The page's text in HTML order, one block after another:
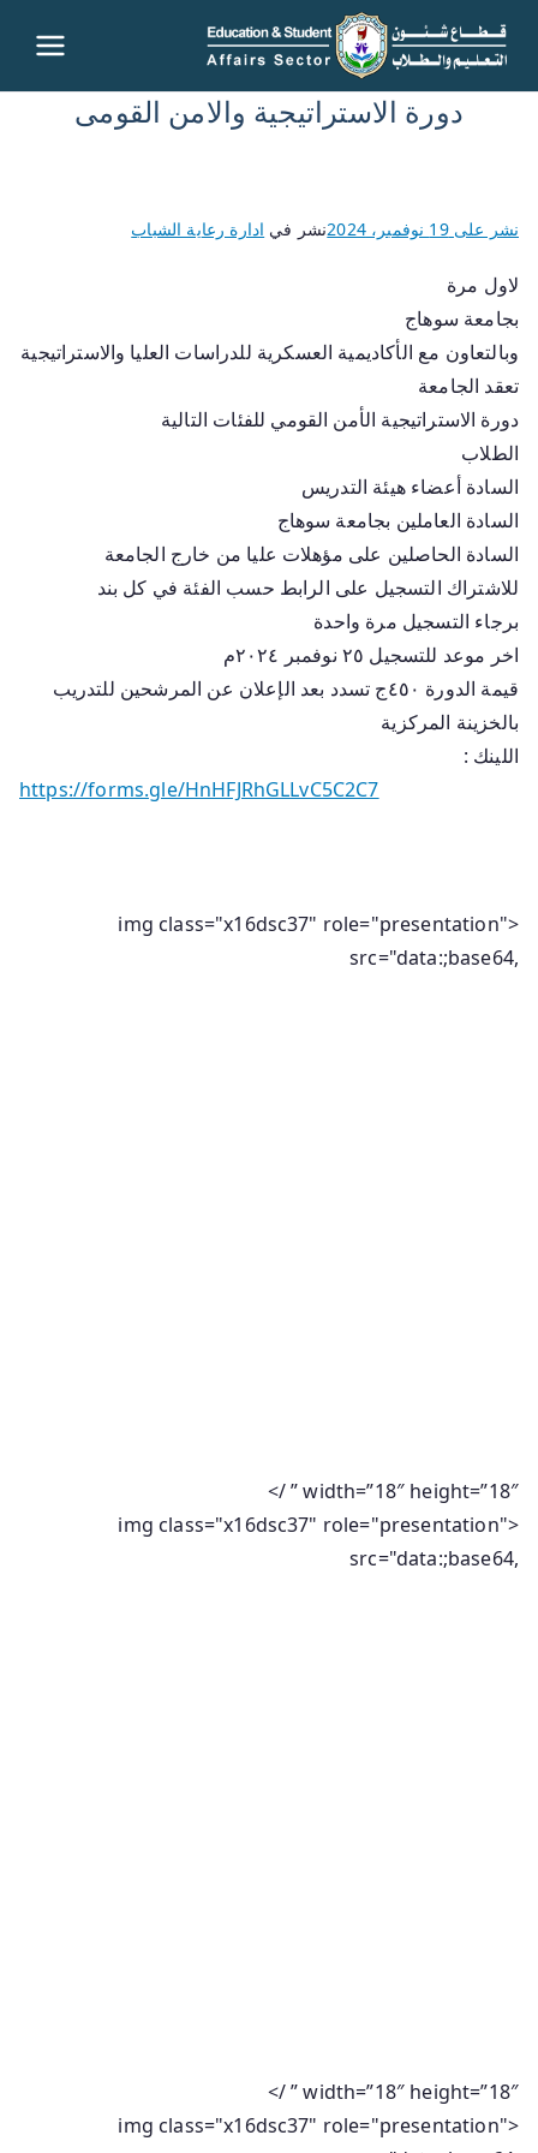
قطاع
شئون
– جامعة
دورة الاستراتيجية والامن القومى
نشر على19 نوفمبر، 2024 نشر في ادارة رعاية الشباب
لاول مرة
بجامعة سوهاج
وبالتعاون مع الأكاديمية العسكرية للدراسات العليا والاستراتيجية
تعقد الجامعة
دورة الاستراتيجية الأمن القومي للفئات التالية
الطلاب
السادة أعضاء هيئة التدريس
السادة العاملين بجامعة سوهاج
السادة الحاصلين على مؤهلات عليا من خارج الجامعة
للاشتراك التسجيل على الرابط حسب الفئة في كل بند
برجاء التسجيل مرة واحدة
اخر موعد للتسجيل ٢٥ نوفمبر ٢٠٢٤م
قيمة الدورة ٤٥٠ج تسدد بعد الإعلان عن المرشحين للتدريب
بالخزينة المركزية
اللينك :
https://forms.gle/HnHFJRhGLLvC5C2C7
<img class="x16dsc37" role="presentation"
src="data:;base64,
” width=”18″ height=”18″ />
<img class="x16dsc37" role="presentation"
src="data:;base64,
” width=”18″ height=”18″ />
<img class="x16dsc37" role="presentation"